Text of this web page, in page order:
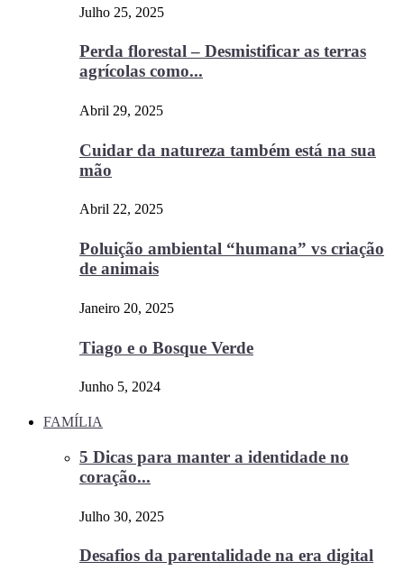
Julho 25, 2025
Perda florestal – Desmistificar as terras
agrícolas como...
Abril 29, 2025
Cuidar da natureza também está na sua
mão
Abril 22, 2025
Poluição ambiental “humana” vs criação
de animais
Janeiro 20, 2025
Tiago e o Bosque Verde
Junho 5, 2024
FAMÍLIA
5 Dicas para manter a identidade no
coração...
Julho 30, 2025
Desafios da parentalidade na era digital